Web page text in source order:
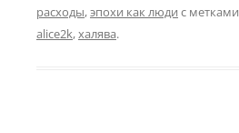
расходы,эпохи как люди с метками
alice2k,халява.